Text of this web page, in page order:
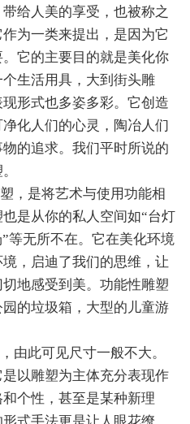
给人美的享受，也被称之
为一类来提出，是因为它
它的主要目的就是美化你
生活用具，大到街头雕
形式也多姿多彩。它创造
化人们的心灵，陶冶人们
的追求。我们平时所说的
，是将艺术与使用功能相
是从你的私人空间如“台灯
等无所不在。它在美化环境
，启迪了我们的思维，让
地感受到美。功能性雕塑
的垃圾箱，大型的儿童游
由此可见尺寸一般不大。
以雕塑为主体充分表现作
个性，甚至是某种新理